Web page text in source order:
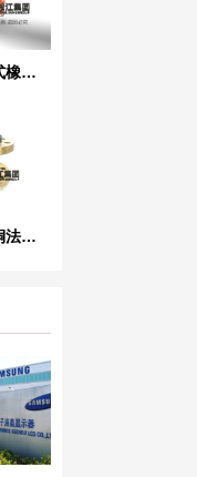
CR型 缠绕式橡胶膨胀节
KXT-CU型铜法兰橡胶接头